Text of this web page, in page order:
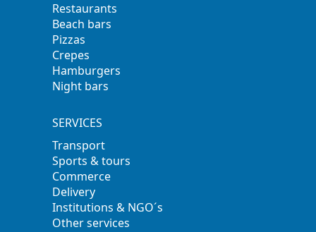
Restaurants
Beach bars
Pizzas
Crepes
Hamburgers
Night bars
SERVICES
Transport
Sports & tours
Commerce
Delivery
Institutions & NGO´s
Other services